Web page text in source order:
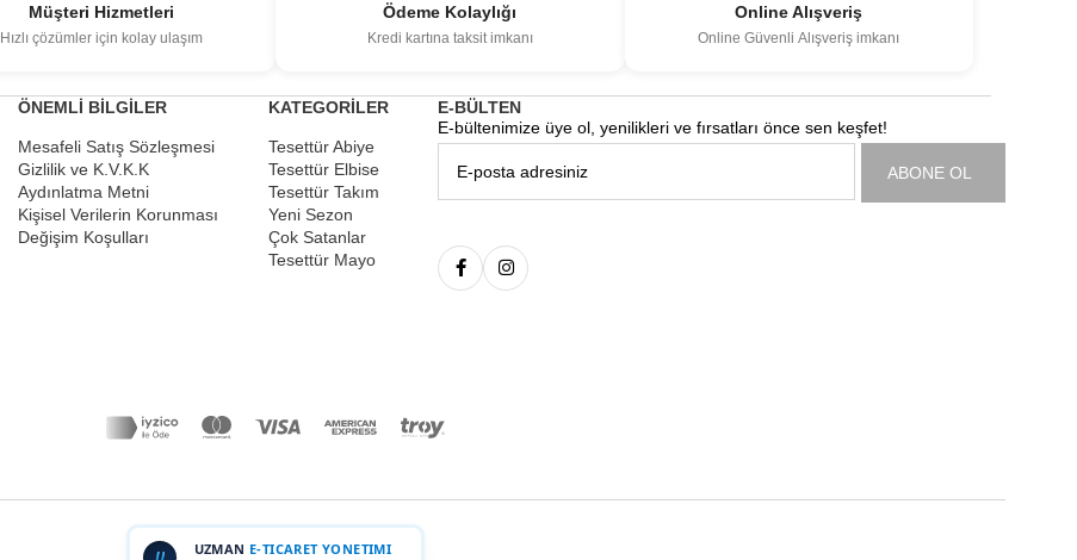
Müşteri Hizmetleri
Hızlı çözümler için kolay ulaşım
Ödeme Kolaylığı
Kredi kartına taksit imkanı
Online Alışveriş
Online Güvenli Alışveriş imkanı
ÖNEMLİ BİLGİLER
Mesafeli Satış Sözleşmesi
Gizlilik ve K.V.K.K
Aydınlatma Metni
Kişisel Verilerin Korunması
Değişim Koşulları
KATEGORİLER
Tesettür Abiye
Tesettür Elbise
Tesettür Takım
Yeni Sezon
Çok Satanlar
Tesettür Mayo
E-BÜLTEN
E-bültenimize üye ol, yenilikleri ve fırsatları önce sen keşfet!
ABONE OL
UZMAN E-TICARET YONETIMI